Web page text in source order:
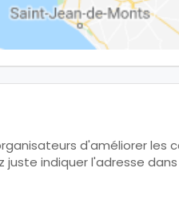
d'améliorer les
indiquer l'adresse